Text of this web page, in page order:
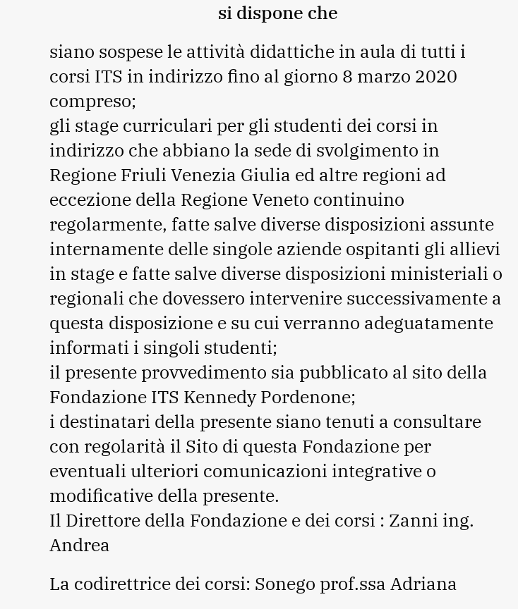
si dispone che
siano sospese le attività didattiche in aula di tutti i
corsi ITS in indirizzo fino al giorno 8 marzo 2020
compreso;
gli stage curriculari per gli studenti dei corsi in
indirizzo che abbiano la sede di svolgimento in
Regione Friuli Venezia Giulia ed altre regioni ad
eccezione della Regione Veneto continuino
regolarmente, fatte salve diverse disposizioni assunte
internamente delle singole aziende ospitanti gli allievi
in stage e fatte salve diverse disposizioni ministeriali o
regionali che dovessero intervenire successivamente a
questa disposizione e su cui verranno adeguatamente
informati i singoli studenti;
il presente provvedimento sia pubblicato al sito della
Fondazione ITS Kennedy Pordenone;
i destinatari della presente siano tenuti a consultare
con regolarità il Sito di questa Fondazione per
eventuali ulteriori comunicazioni integrative o
modificative della presente.
Il Direttore della Fondazione e dei corsi : Zanni ing.
Andrea
La codirettrice dei corsi: Sonego prof.ssa Adriana